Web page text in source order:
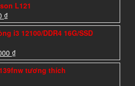
L121
₫
i3 12100/DDR4 16G/SSD
₫
tương thích